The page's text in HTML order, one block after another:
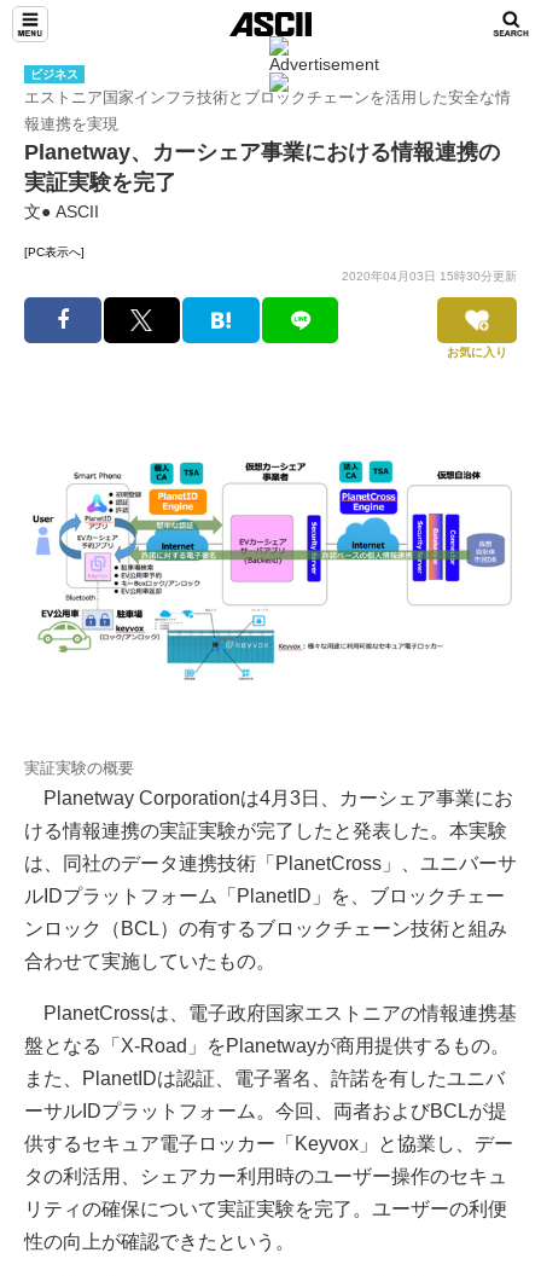
ビジネス
エストニア国家インフラ技術とブロックチェーンを活用した安全な情
報連携を実現
Planetway、カーシェア事業における情報連携の
実証実験を完了
文● ASCII
[PC表示へ]
2020年04月03日 15時30分更新
お気に入り
実証実験の概要
Planetway Corporationは4月3日、カーシェア事業にお
ける情報連携の実証実験が完了したと発表した。本実験
は、同社のデータ連携技術「PlanetCross」、ユニバーサ
ルIDプラットフォーム「PlanetID」を、ブロックチェー
ンロック（BCL）の有するブロックチェーン技術と組み
合わせて実施していたもの。
PlanetCrossは、電子政府国家エストニアの情報連携基
盤となる「X-Road」をPlanetwayが商用提供するもの。
また、PlanetIDは認証、電子署名、許諾を有したユニバ
ーサルIDプラットフォーム。今回、両者およびBCLが提
供するセキュア電子ロッカー「Keyvox」と協業し、デー
タの利活用、シェアカー利用時のユーザー操作のセキュ
リティの確保について実証実験を完了。ユーザーの利便
性の向上が確認できたという。